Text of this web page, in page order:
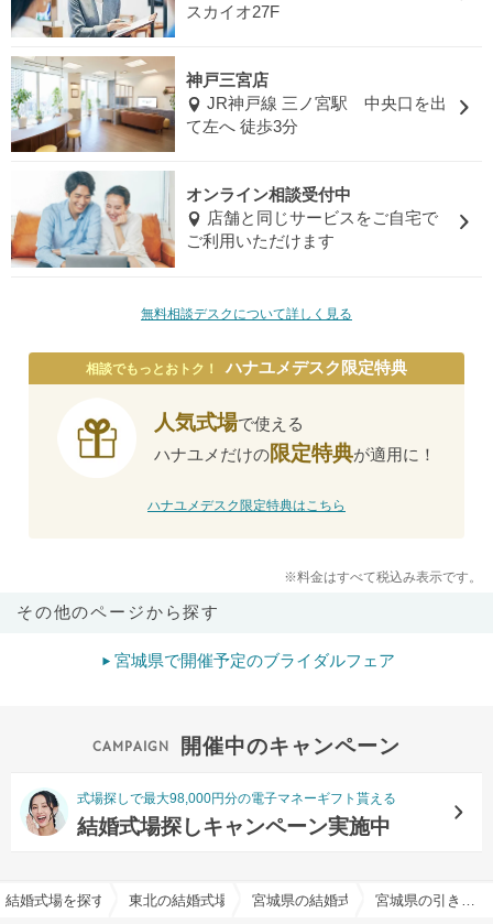
スカイオ27F
神戸三宮店
JR神戸線 三ノ宮駅 中央口を出
て左へ 徒歩3分
オンライン相談受付中
店舗と同じサービスをご自宅で
ご利用いただけます
無料相談デスクについて詳しく見る
相談でもっとおトク！ ハナユメデスク限定特典
人気式場で使える
ハナユメだけの限定特典が適用に！
ハナユメデスク限定特典はこちら
※料金はすべて税込み表示です。
その他のページから探す
宮城県で開催予定のブライダルフェア
開催中のキャンペーン
式場探しで最大98,000円分の電子マネーギフト貰える
結婚式場探しキャンペーン実施中
結婚式場を探すならハナユメ
東北の結婚式場 宮城県の結婚式場